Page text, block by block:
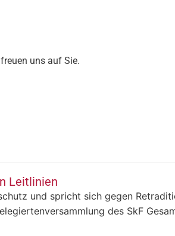
uns auf Sie.
Leitlinien
und spricht sich gegen
des SkF